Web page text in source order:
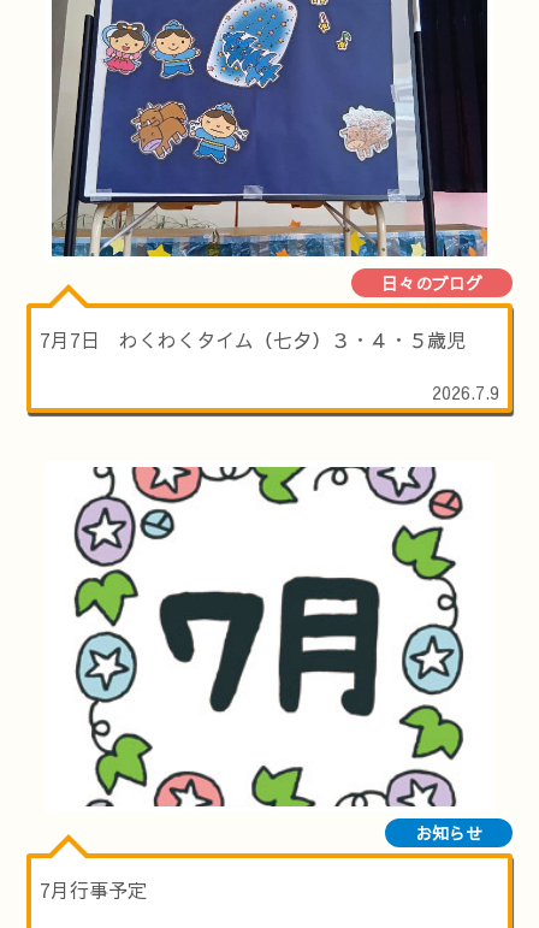
日々のブログ
7月7日 わくわくタイム（七夕）３・４・５歳児
2026.7.9
お知らせ
7月行事予定